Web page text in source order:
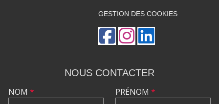
GESTION DES COOKIES
NOUS CONTACTER
NOM * PRÉNOM *